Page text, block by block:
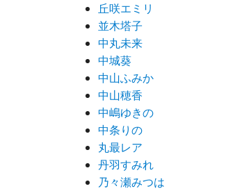
丘咲エミリ
並木塔子
中丸未来
中城葵
中山ふみか
中山穂香
中嶋ゆきの
中条りの
丸最レア
丹羽すみれ
乃々瀬みつは